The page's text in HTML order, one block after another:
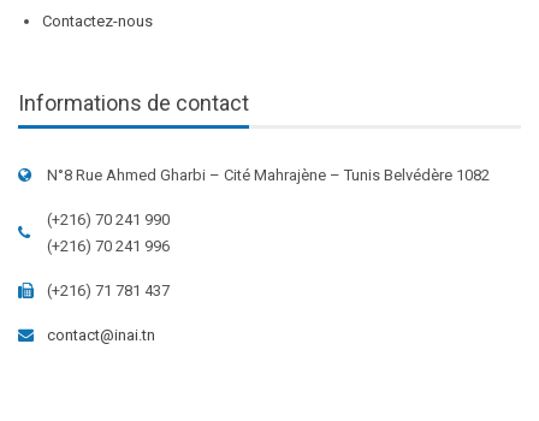
Contactez-nous
Informations de contact
N°8 Rue Ahmed Gharbi – Cité Mahrajène – Tunis Belvédère 1082
(+216) 70 241 990
(+216) 70 241 996
(+216) 71 781 437
contact@inai.tn